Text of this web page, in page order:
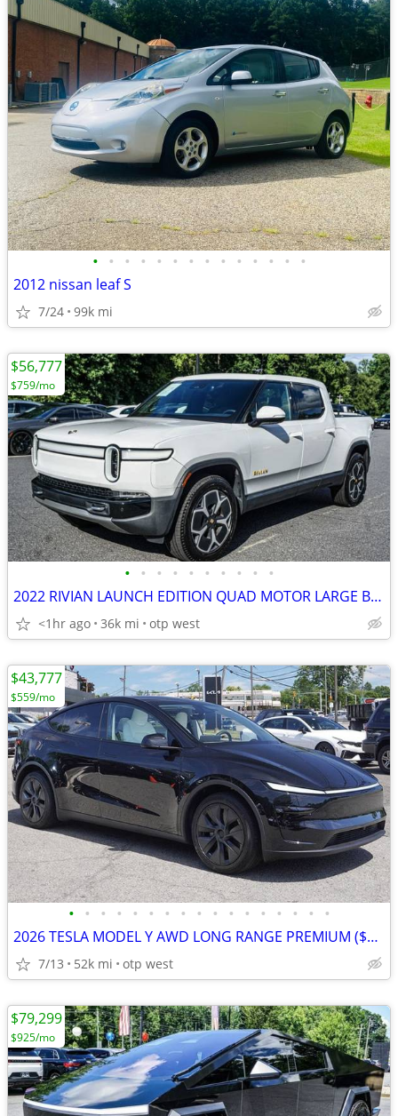
• • • • • • • • • • • • • •
2012 nissan leaf S
7/24 99k mi
• • • • • • • • • •
2022 RIVIAN LAUNCH EDITION QUAD MOTOR LARGE BATTERY
<1hr ago 36k mi otp west
$56,777
$759/mo
• • • • • • • • • • • • • • • • •
2026 TESLA MODEL Y AWD LONG RANGE PREMIUM ($559 PER MONTH)
7/13 52k mi otp west
$43,777
$559/mo
$79,299
$925/mo